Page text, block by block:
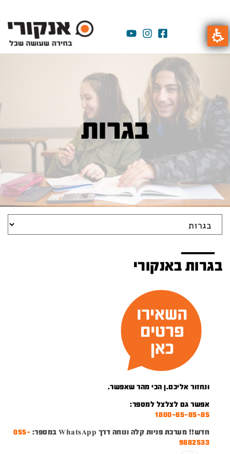
בגרות
בגרות באנקורי
ונחזור אליכם.ן הכי מהר שאפשר.
אפשר גם לצלצל למספר:
1800-85-85-85
חדש!! מערכת פניות קלה ונוחה דרך WhatsApp במספר:
055-
9882533